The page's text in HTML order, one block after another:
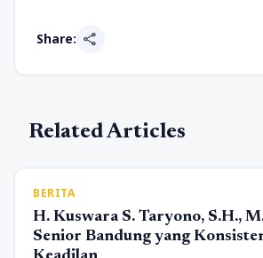
Share: share
Related Articles
BERITA
H. Kuswara S. Taryono, S.H.,
Senior Bandung yang